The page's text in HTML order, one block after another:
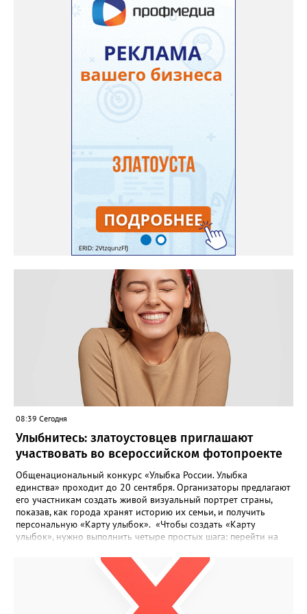
пытались ремонтировать дорогу своими силами – всё тщетно»,
– рассказали в ОНФ. Общественники подчеркнули: именно
они добились, чтобы участок разровняли и отсыпали. Для
этого потребовалось обратиться в мэрию Златоуста.
08:39 Сегодня
Улыбнитесь: златоустовцев приглашают
участвовать во всероссийском фотопроекте
Общенациональный конкурс «Улыбка России. Улыбка
единства» проходит до 20 сентября. Организаторы предлагают
его участникам создать живой визуальный портрет страны,
показав, как города хранят историю их семьи, и получить
персональную «Карту улыбок». «Чтобы создать «Карту
улыбок», нужно выполнить четыре простых шага: перейти на
улыбок»; загрузить фотографию с улыбкой – подойдёт портрет
одного человека, пары, семьи или нескольких поколений в
одном кадре; отметить один или несколько городов,
связанных с историей семьи или важными воспоминаниями;
добавить подписи к городам, кратко объяснив связь с каждым